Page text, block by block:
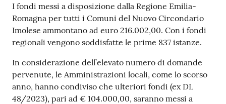
I fondi messi a disposizione dalla Regione Emilia-
Romagna per tutti i Comuni del Nuovo Circondario
Imolese ammontano ad euro 216.002,00. Con i fondi
regionali vengono soddisfatte le prime 837 istanze.
In considerazione dell’elevato numero di domande
pervenute, le Amministrazioni locali, come lo scorso
anno, hanno condiviso che ulteriori fondi (ex DL
48/2023), pari ad € 104.000,00, saranno messi a